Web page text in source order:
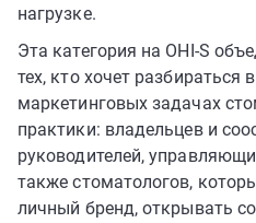
нагрузке.
Эта категория на OHI-S
тех, кто хочет разбираться
маркетинговых задачах
практики: владельцев и
руководителей,
также стоматологов,
личный бренд, открывать